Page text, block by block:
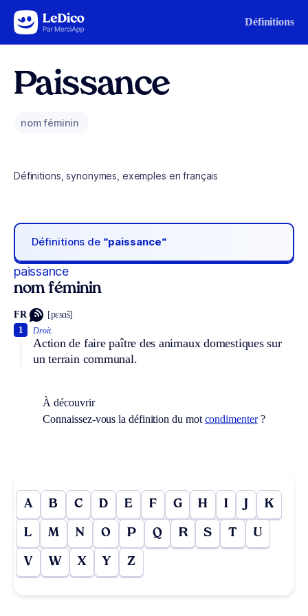
Aller au contenu Définitions
Paissance
nom féminin
Définitions, synonymes, exemples en français
Définitions de “paissance“
paissance
nom féminin
FR [pɛsɑ̃s]
Droit.
Action de faire paître des animaux domestiques sur
un terrain communal.
1
À découvrir
Connaissez-vous la définition du mot condimenter?
A B C D E F G H I J K
L M N O P Q R S T U
V W X Y Z